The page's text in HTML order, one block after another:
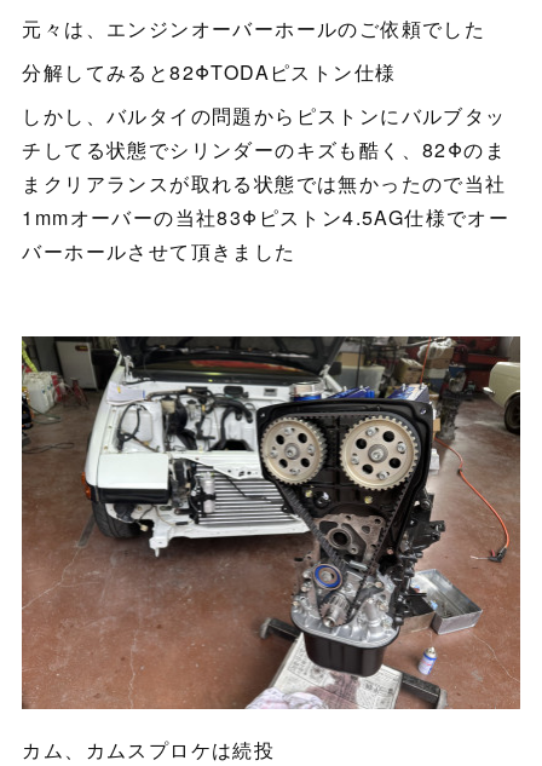
元々は、エンジンオーバーホールのご依頼でした
分解してみると82ΦTODAピストン仕様
しかし、バルタイの問題からピストンにバルブタッ
チしてる状態でシリンダーのキズも酷く、82Φのま
まクリアランスが取れる状態では無かったので当社
1mmオーバーの当社83Φピストン4.5AG仕様でオー
バーホールさせて頂きました
カム、カムスプロケは続投